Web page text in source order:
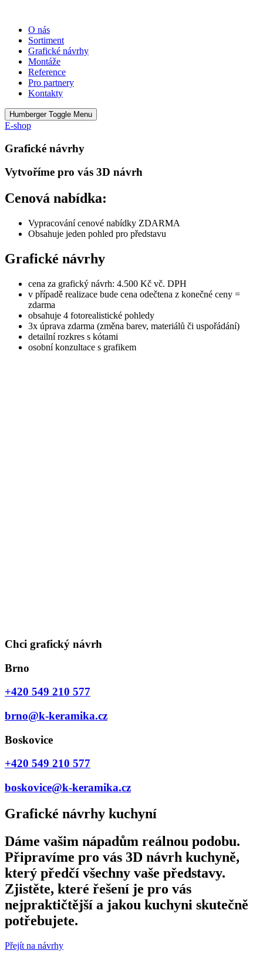
obsahuO nás
Sortiment
Grafické návrhy
Montáže
Reference
Pro partnery
Kontakty
Humberger Toggle Menu
E-shop
Grafické návrhy
Vytvoříme pro vás 3D návrh
Cenová nabídka:
Vypracování cenové nabídky ZDARMA
Obsahuje jeden pohled pro představu
Grafické návrhy
cena za grafický návrh: 4.500 Kč vč. DPH
v případě realizace bude cena odečtena z konečné ceny =
zdarma
obsahuje 4 fotorealistické pohledy
3x úprava zdarma (změna barev, materiálů či uspořádání)
detailní rozkres s kótami
osobní konzultace s grafikem
Chci grafický návrh
Brno
+420 549 210 577
brno@k-keramika.cz
Boskovice
+420 549 210 577
boskovice@k-keramika.cz
Grafické návrhy kuchyní
Dáme vašim nápadům reálnou podobu.
Připravíme pro vás 3D návrh kuchyně,
který předčí všechny vaše představy.
Zjistěte, které řešení je pro vás
nejpraktičtější a jakou kuchyni skutečně
potřebujete.
Přejít na návrhy